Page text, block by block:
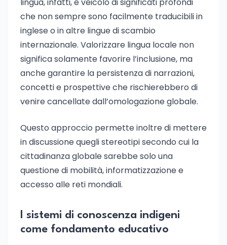
che non sempre sono facilmente traducibili in
inglese o in altre lingue di scambio
internazionale. Valorizzare lingua locale non
significa solamente favorire l’inclusione, ma
anche garantire la persistenza di narrazioni,
concetti e prospettive che rischierebbero di
venire cancellate dall’omologazione globale.
Questo approccio permette inoltre di mettere
in discussione quegli stereotipi secondo cui la
cittadinanza globale sarebbe solo una
questione di mobilità, informatizzazione e
accesso alle reti mondiali.
I sistemi di conoscenza indigeni
come fondamento educativo